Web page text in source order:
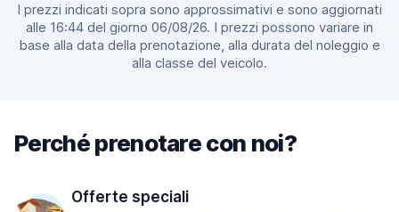
I prezzi indicati sopra sono approssimativi e sono aggiornati
alle 16:44 del giorno 06/08/26. I prezzi possono variare in
base alla data della prenotazione, alla durata del noleggio e
alla classe del veicolo.
Perché prenotare con noi?
Offerte speciali